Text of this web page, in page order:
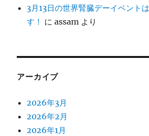
3月13日の世界腎臓デーイベント
す！ にassam より
アーカイブ
2026年3月
2026年2月
2026年1月